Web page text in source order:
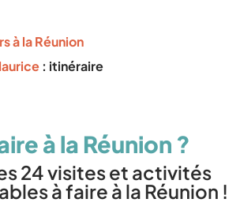
à la Réunion
: itinéraire
à la Réunion ?
24 visites et activités
à faire à la Réunion !